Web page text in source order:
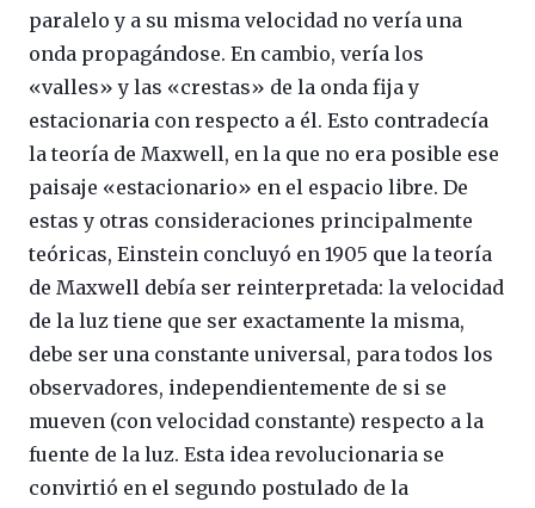
paralelo y a su misma velocidad no vería una
onda propagándose. En cambio, vería los
«valles» y las «crestas» de la onda fija y
estacionaria con respecto a él. Esto contradecía
la teoría de Maxwell, en la que no era posible ese
paisaje «estacionario» en el espacio libre. De
estas y otras consideraciones principalmente
teóricas, Einstein concluyó en 1905 que la teoría
de Maxwell debía ser reinterpretada: la velocidad
de la luz tiene que ser exactamente la misma,
debe ser una constante universal, para todos los
observadores, independientemente de si se
mueven (con velocidad constante) respecto a la
fuente de la luz. Esta idea revolucionaria se
convirtió en el segundo postulado de la